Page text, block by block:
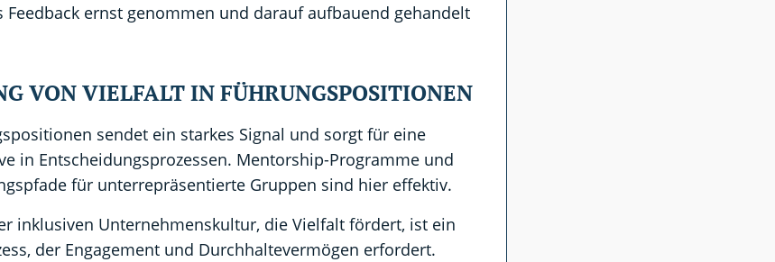
Feedback ernst genommen und darauf aufbauend gehandelt
VON VIELFALT IN FÜHRUNGSPOSITIONEN
sendet ein starkes Signal und sorgt für eine
in Entscheidungsprozessen. Mentorship-Programme und
für unterrepräsentierte Gruppen sind hier effektiv.
inklusiven Unternehmenskultur, die Vielfalt fördert, ist ein
der Engagement und Durchhaltevermögen erfordert.